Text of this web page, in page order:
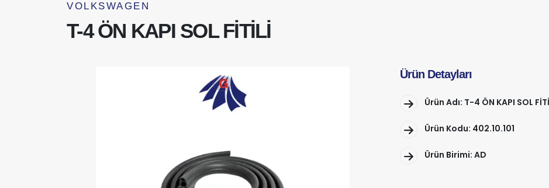
VOLKSWAGEN
T-4 ÖN KAPI SOL FİTİLİ
Ürün Detayları
Ürün Adı: T-4 ÖN KAPI SOL
Ürün Kodu: 402.10.101
Ürün Birimi: AD